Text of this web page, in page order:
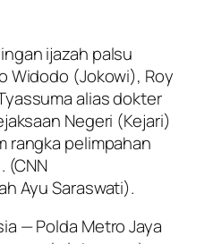
ijazah palsu
Widodo (Jokowi), Roy
alias dokter
Negeri (Kejari)
rangka pelimpahan
(CNN
Ayu Saraswati).
— Polda Metro Jaya